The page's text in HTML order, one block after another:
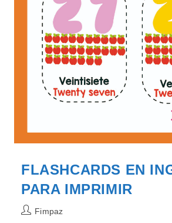
PDF
MATERIAL
EDUCATIVO
GRATUITO
FLASHCARDS EN
PARA IMPRIMIR
AutorFimpaz